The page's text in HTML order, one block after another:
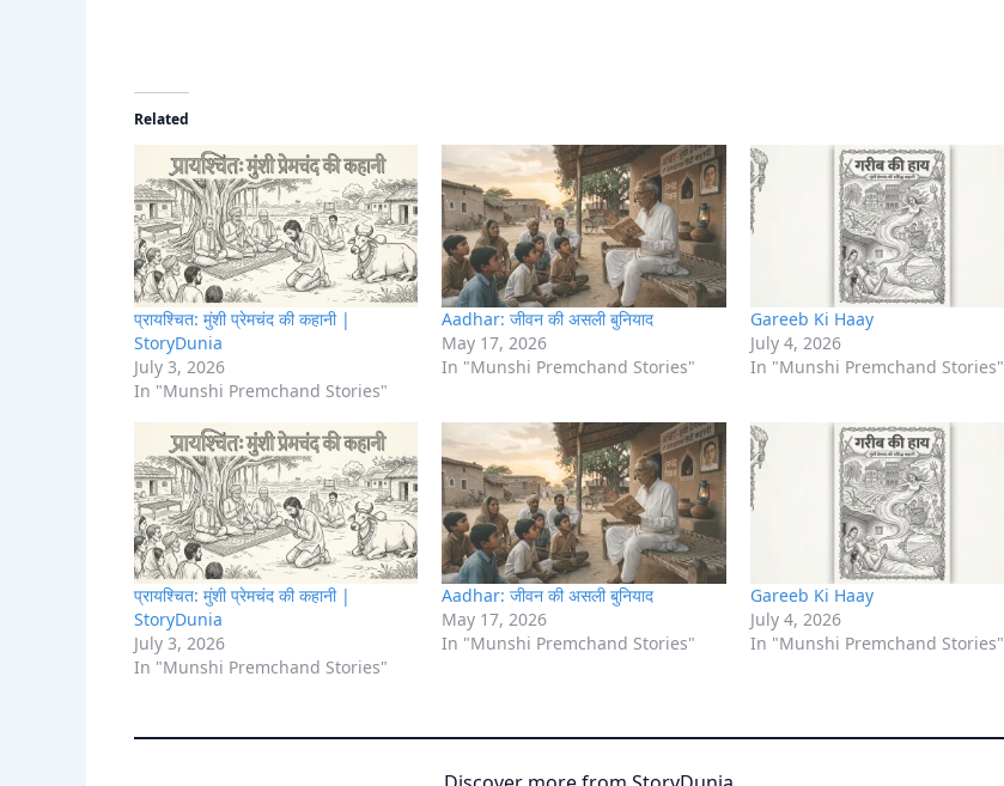
Related
प्रायश्चित: मुंशी प्रेमचंद की कहानी |
StoryDunia
July 3, 2026
In "Munshi Premchand Stories"
Aadhar: जीवन की असली बुनियाद
May 17, 2026
In "Munshi Premchand Stories"
Gareeb Ki Haay
July 4, 2026
In "Munshi Premchand Stories"
प्रायश्चित: मुंशी प्रेमचंद की कहानी |
StoryDunia
July 3, 2026
In "Munshi Premchand Stories"
Aadhar: जीवन की असली बुनियाद
May 17, 2026
In "Munshi Premchand Stories"
Gareeb Ki Haay
July 4, 2026
In "Munshi Premchand Stories"